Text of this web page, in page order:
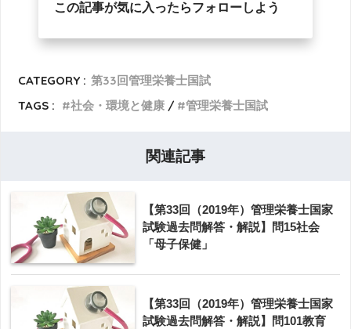
この記事が気に入ったらフォローしよう
CATEGORY : 第33回管理栄養士国試
TAGS :
社会・環境と健康 管理栄養士国試
関連記事
【第33回（2019年）管理栄養士国家
試験過去問解答・解説】問15社会
「母子保健」
【第33回（2019年）管理栄養士国家
試験過去問解答・解説】問101教育